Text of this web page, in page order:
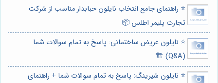
⭐️ راهنمای جامع انتخاب نایلون حبابدار مناسب از شرکت
تجارت پلیمر اطلس 📦
⭐️ نایلون عریض ساختمانی: پاسخ به تمام سوالات شما
(Q&A) 🏗️
⭐️ نایلون شیرینگ: پاسخ به تمام سوالات شما + راهنمای